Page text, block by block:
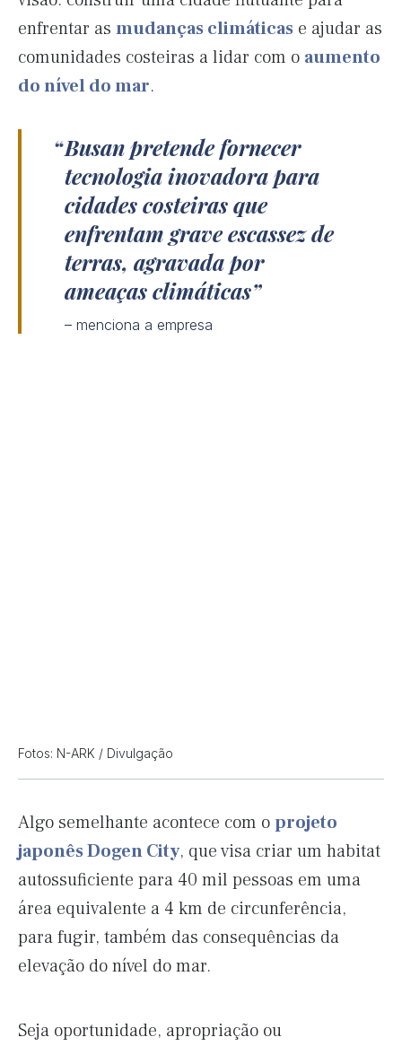
enfrentar as mudanças climáticas e ajudar as
comunidades costeiras a lidar com o aumento
do nível do mar.
Busan pretende fornecer
tecnologia inovadora para
cidades costeiras que
enfrentam grave escassez de
terras, agravada por
ameaças climáticas
– menciona a empresa
Fotos: N-ARK / Divulgação
Algo semelhante acontece com oprojeto
japonês Dogen City, que visa criar um habitat
autossuficiente para 40 mil pessoas em uma
área equivalente a 4 km de circunferência,
para fugir, também das consequências da
elevação do nível do mar.
Seja oportunidade, apropriação ou